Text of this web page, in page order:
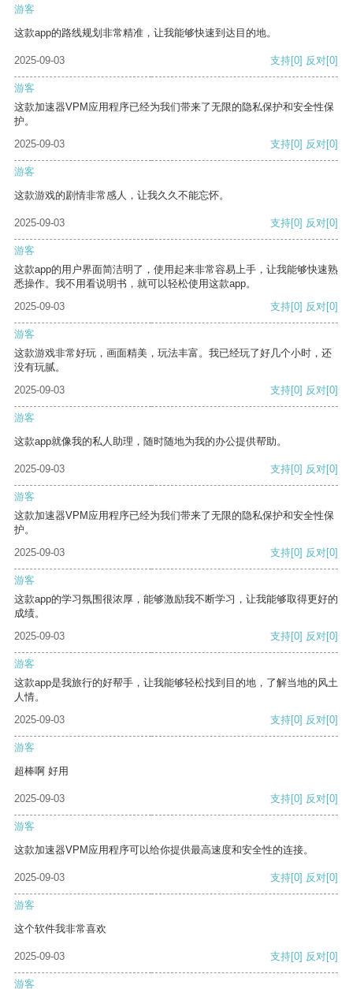
游客
这款app的路线规划非常精准，让我能够快速到达目的地。
2025-09-03 支持[0] 反对[0]
游客
这款加速器VPM应用程序已经为我们带来了无限的隐私保护和安全性保
护。
2025-09-03
支持[0] 反对[0]
游客
这款游戏的剧情非常感人，让我久久不能忘怀。
2025-09-03 支持[0] 反对[0]
游客
这款app的用户界面简洁明了，使用起来非常容易上手，让我能够快速熟
悉操作。我不用看说明书，就可以轻松使用这款app。
2025-09-03
支持[0] 反对[0]
游客
这款游戏非常好玩，画面精美，玩法丰富。我已经玩了好几个小时，还
没有玩腻。
2025-09-03
支持[0] 反对[0]
游客
这款app就像我的私人助理，随时随地为我的办公提供帮助。
2025-09-03 支持[0] 反对[0]
游客
这款加速器VPM应用程序已经为我们带来了无限的隐私保护和安全性保
护。
2025-09-03
支持[0] 反对[0]
游客
这款app的学习氛围很浓厚，能够激励我不断学习，让我能够取得更好的
成绩。
2025-09-03
支持[0] 反对[0]
游客
这款app是我旅行的好帮手，让我能够轻松找到目的地，了解当地的风土
人情。
2025-09-03
支持[0] 反对[0]
游客
超棒啊 好用
2025-09-03 支持[0] 反对[0]
游客
这款加速器VPM应用程序可以给你提供最高速度和安全性的连接。
2025-09-03 支持[0] 反对[0]
游客
这个软件我非常喜欢
2025-09-03 支持[0] 反对[0]
游客